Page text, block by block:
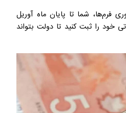
فرم‌ها، شما تا پایان ماه آوریل
خود را ثبت کنید تا دولت بتواند